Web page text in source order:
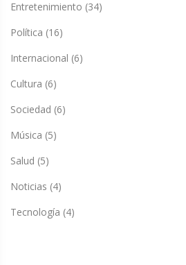
Entretenimiento (34)
Política (16)
Internacional (6)
Cultura (6)
Sociedad (6)
Música (5)
Salud (5)
Noticias (4)
Tecnología (4)